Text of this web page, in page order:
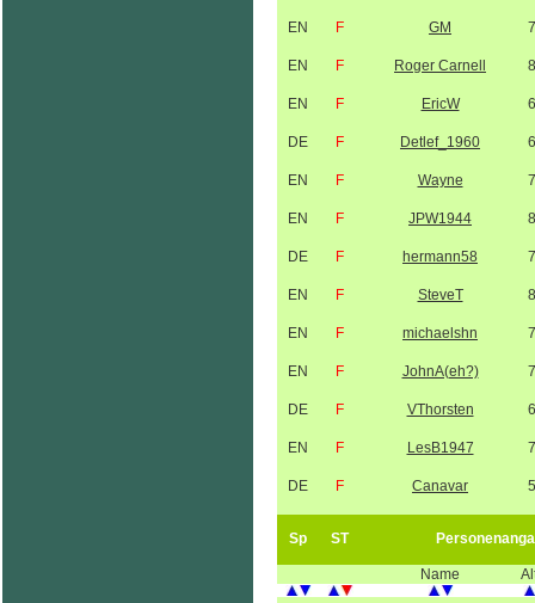
EN F GM
EN F Roger Carnell
EN F EricW
DE F Detlef_1960
EN F Wayne
EN F JPW1944
DE F hermann58
EN F SteveT
EN F michaelshn
EN F JohnA(eh?)
DE F VThorsten
EN F LesB1947
DE F Canavar
Sp ST
Name